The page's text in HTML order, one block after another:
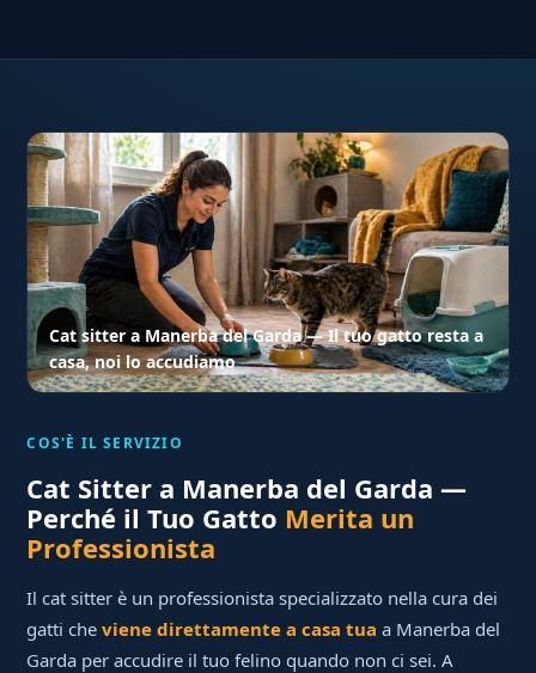
Cat sitter a Manerba del Garda — Il tuo gatto resta a
casa, noi lo accudiamo
COS'È IL SERVIZIO
Cat Sitter a Manerba del Garda —
Perché il Tuo Gatto Merita un
Professionista
Il cat sitter è un professionista specializzato nella cura dei
gatti cheviene direttamente a casa tua a Manerba del
Garda per accudire il tuo felino quando non ci sei. A